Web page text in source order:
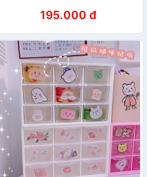
195.000 đ